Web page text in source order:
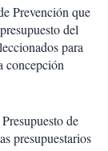
Prevención que
del
para
concepción
de
presupuestarios